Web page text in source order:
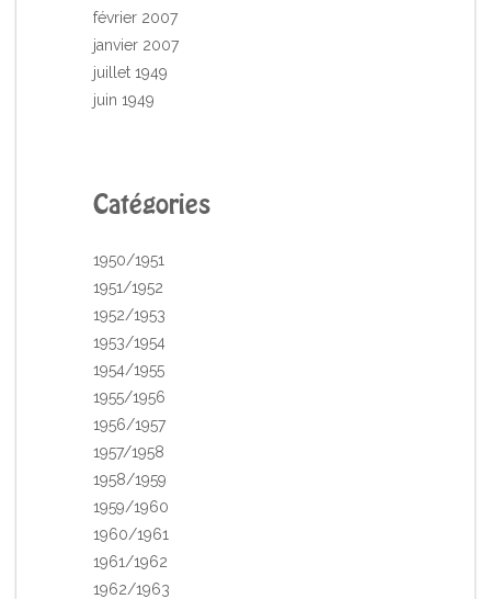
février 2007
janvier 2007
juillet 1949
juin 1949
Catégories
1950/1951
1951/1952
1952/1953
1953/1954
1954/1955
1955/1956
1956/1957
1957/1958
1958/1959
1959/1960
1960/1961
1961/1962
1962/1963